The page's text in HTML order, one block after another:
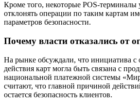
Кроме того, некоторые POS-терминалы
отклонять операции по таким картам
параметров безопасности.
Почему власти отказались от
На рынке обсуждали, что инициатива с
действия карт могла быть связана с
национальной платежной системы
считают, что главной причиной
остается безопасность клиентов.